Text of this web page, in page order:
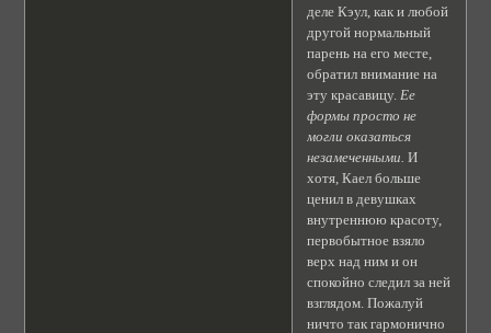
деле Кэул, как и любой
другой нормальный
парень на его месте,
обратил внимание на
эту красавицу. Ее
формы просто не
могли оказаться
незамеченными. И
хотя, Каел больше
ценил в девушках
внутреннюю красоту,
первобытное взяло
верх над ним и он
спокойно следил за ней
взглядом. Пожалуй
ничто так гармонично